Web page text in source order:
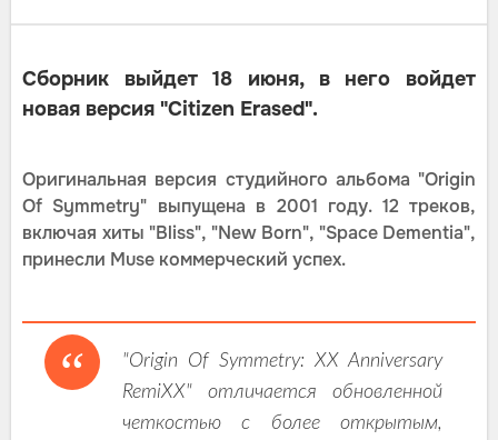
Сборник выйдет 18 июня, в него войдет
новая версия "Citizen Erased".
Оригинальная версия студийного альбома "Origin
Of Symmetry" выпущена в 2001 году. 12 треков,
включая хиты "Bliss", "New Born", "Space Dementia",
принесли Muse коммерческий успех.
"Origin Of Symmetry: XX Anniversary
RemiXX" отличается обновленной
четкостью с более открытым,